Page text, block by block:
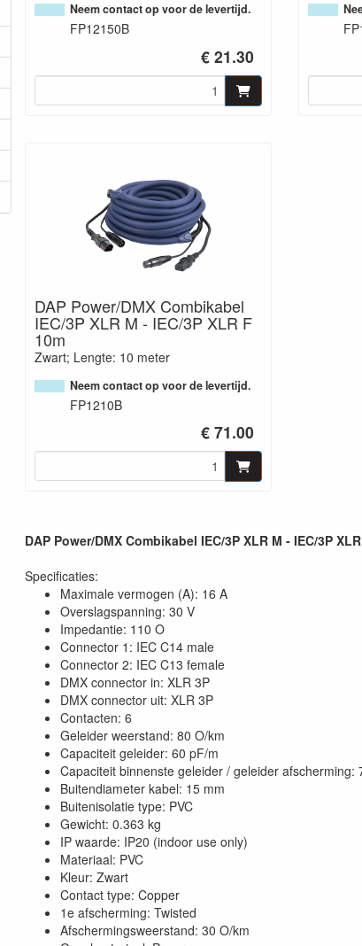
Neem contact op voor de levertijd.
FP12150B
€ 21.30
DAP Power/DMX Combikabel
IEC/3P XLR M - IEC/3P XLR F
10m
Zwart; Lengte: 10 meter
Neem contact op voor de levertijd.
FP1210B
€ 71.00
DAP Power/DMX Combikabel IEC/3P XLR M - IEC/3P
Specificaties:
Maximale vermogen (A): 16 A
Overslagspanning: 30 V
Impedantie: 110 O
Connector 1: IEC C14 male
Connector 2: IEC C13 female
DMX connector in: XLR 3P
DMX connector uit: XLR 3P
Contacten: 6
Geleider weerstand: 80 O/km
Capaciteit geleider: 60 pF/m
Capaciteit binnenste geleider / geleider afscherming:
Buitendiameter kabel: 15 mm
Buitenisolatie type: PVC
Gewicht: 0.363 kg
IP waarde: IP20 (indoor use only)
Materiaal: PVC
Kleur: Zwart
Contact type: Copper
1e afscherming: Twisted
Afschermingsweerstand: 30 O/km